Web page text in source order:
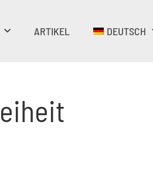
ARTIKEL DEUTSCH